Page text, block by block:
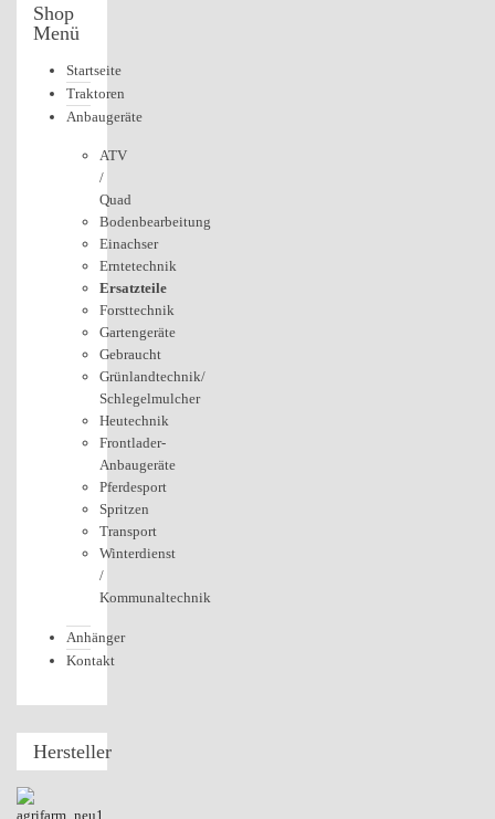
Shop
Menü
Startseite
Traktoren
Anbaugeräte
ATV
/
Quad
Bodenbearbeitung
Einachser
Erntetechnik
Ersatzteile
Forsttechnik
Gartengeräte
Gebraucht
Grünlandtechnik/
Schlegelmulcher
Heutechnik
Frontlader-
Anbaugeräte
Pferdesport
Spritzen
Transport
Winterdienst
/
Kommunaltechnik
Anhänger
Kontakt
Hersteller